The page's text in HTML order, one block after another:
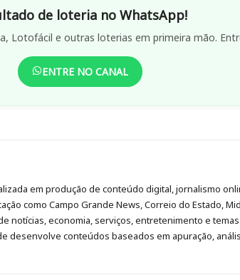
de loteria no WhatsApp!
Lotofácil e outras loterias em primeira mão.
ENTRE NO CANAL
em produção de conteúdo digital, jornalismo
como Campo Grande News, Correio do Estado,
notícias, economia, serviços, entretenimento e
desenvolve conteúdos baseados em apuração,